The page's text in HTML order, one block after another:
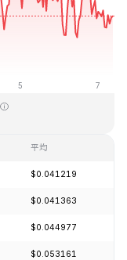
平均
$0.041219
$0.041363
$0.044977
$0.053161